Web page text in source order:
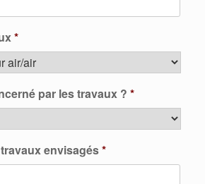
*
par les travaux ? *
envisagés*